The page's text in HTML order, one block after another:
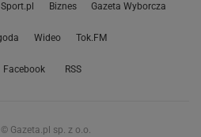
Sport.pl Biznes Gazeta Wyborcza
Wideo Tok.FM
Facebook RSS
Gazeta.pl sp. z o.o.